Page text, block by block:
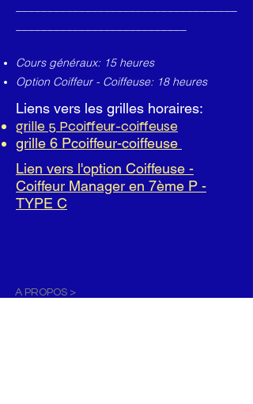
Cours généraux: 15 heures
Option Coiffeur - Coiffeuse: 18 heures
Liens vers les grilles horaires:
grille 5 Pcoiffeur-coiffeuse
grille 6 Pcoiffeur-coiffeuse
Lien vers l'option Coiffeuse -
Coiffeur Manager en 7ème P -
TYPE C
A PROPOS >